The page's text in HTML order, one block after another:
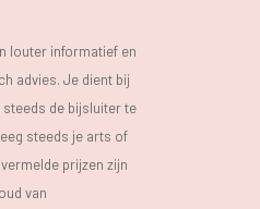
louter informatief en
advies. Je dient bij
de bijsluiter te
steeds je arts of
prijzen zijn
van